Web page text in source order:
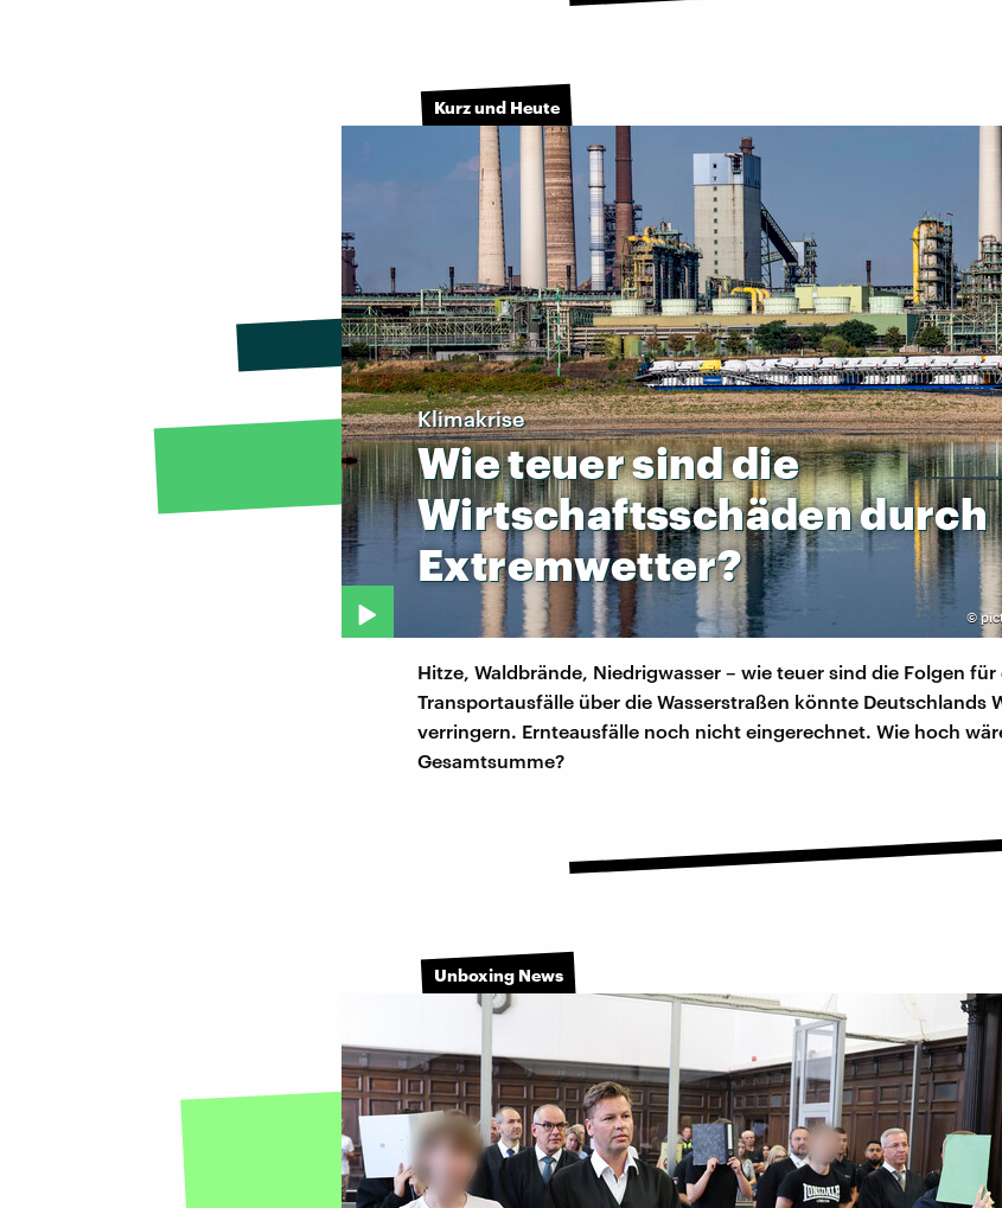
Kurz und Heute
©
Klimakrise
Wieteuersinddie
Wirtschaftsschädendurch
Extremwetter?
Hitze, Waldbrände, Niedrigwasser – wie teuer sind die Folgen
Transportausfälle über die Wasserstraßen könnte Deutschlands
verringern. Ernteausfälle noch nicht eingerechnet. Wie hoch
Gesamtsumme?
Unboxing News